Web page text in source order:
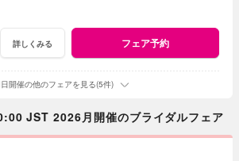
詳しくみる フェア予約
開催の他のフェアを見る(5件)
JST 2026月開催のブライダルフェア